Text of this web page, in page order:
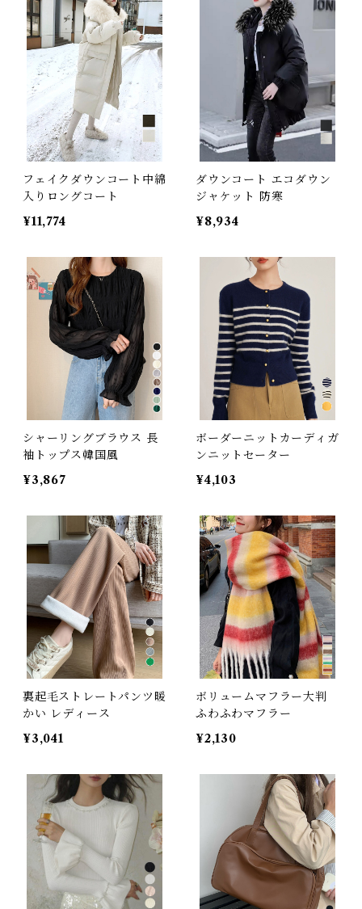
フェイクダウンコート中綿
入りロングコート
¥11,774
ダウンコート エコダウン
ジャケット 防寒
¥8,934
シャーリングブラウス 長
袖トップス韓国風
¥3,867
ボーダーニットカーディガ
ンニットセーター
¥4,103
裏起毛ストレートパンツ暖
かい レディース
¥3,041
ボリュームマフラー大判
ふわふわマフラー
¥2,130